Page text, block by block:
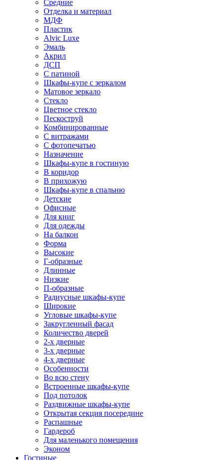
Средние
Отделка и материал
МДФ
Пластик
Alvic Luxe
Эмаль
Акрил
ДСП
С патиной
Шкафы-купе с зеркалом
Матовое зеркало
Стекло
Цветное стекло
Пескоструй
Комбинированные
С витражами
С фотопечатью
Назначение
Шкафы-купе в гостиную
В коридор
В прихожую
Шкафы-купе в спальню
Детские
Офисные
Для книг
Для одежды
На балкон
Форма
Высокие
Г-образные
Длинные
Низкие
П-образные
Радиусные шкафы-купе
Широкие
Угловые шкафы-купе
Закругленный фасад
Количество дверей
2-х дверные
3-х дверные
4-х дверные
Особенности
Во всю стену
Встроенные шкафы-купе
Под потолок
Раздвижные шкафы-купе
Открытая секция посередине
Распашные
Гардероб
Для маленького помещения
Эконом
Гостиные